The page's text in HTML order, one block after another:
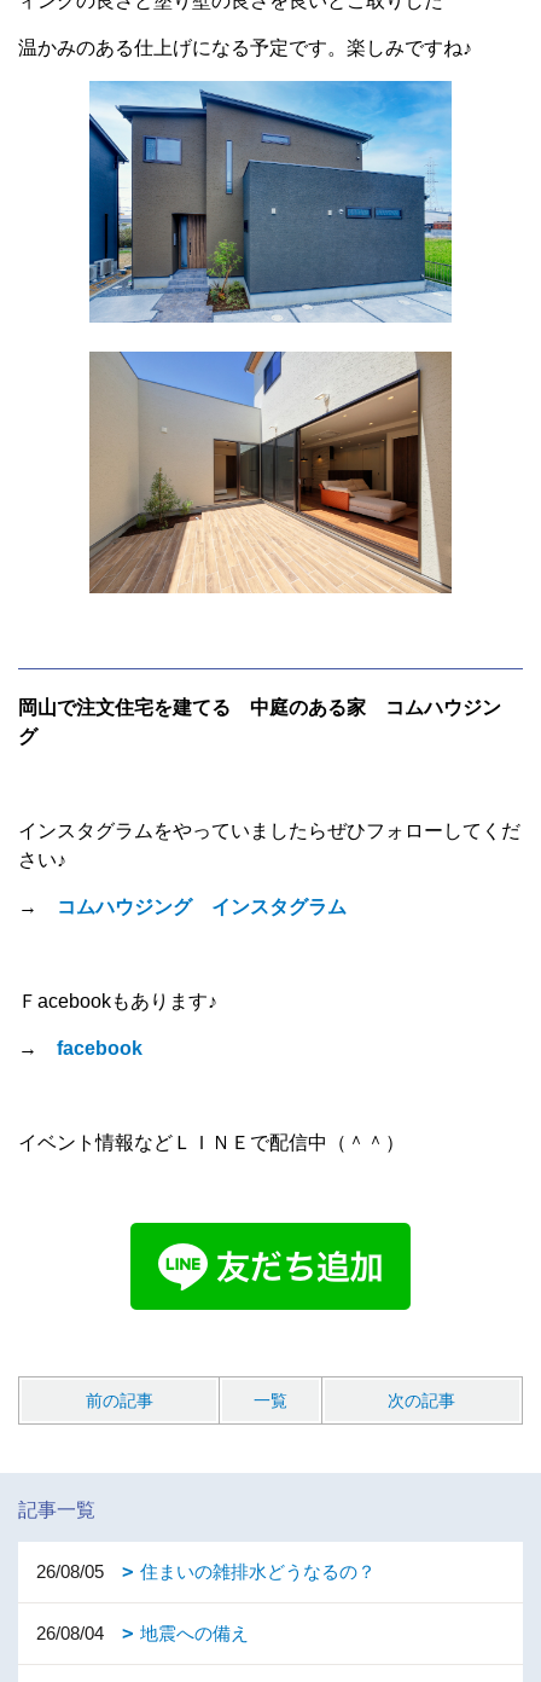
温かみのある仕上げになる予定です。楽しみですね♪
岡山で注文住宅を建てる 中庭のある家 コムハウジン
グ
インスタグラムをやっていましたらぜひフォローしてくだ
さい♪
→ コムハウジング インスタグラム
Ｆacebookもあります♪
→ facebook
イベント情報などＬＩＮＥで配信中（＾＾）
前の記事 一覧 次の記事
記事一覧
26/08/05 住まいの雑排水どうなるの？
26/08/04 地震への備え